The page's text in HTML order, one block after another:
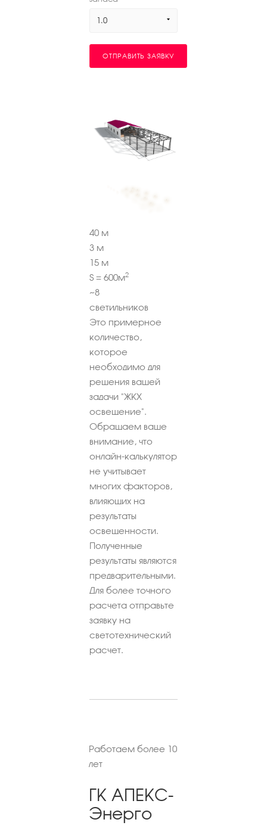
1.0
ОТПРАВИТЬ ЗАЯВКУ
40 м
3 м
15 м
S = 600м2
~8
светильников
Это примерное
количество,
которое
необходимо для
решения вашей
задачи "ЖКХ
освещение".
Обращаем ваше
внимание, что
онлайн-калькулятор
не учитывает
многих факторов,
влияющих на
результаты
освещенности.
Полученные
результаты являются
предварительными.
Для более точного
расчета отправьте
заявку на
светотехнический
расчет.
Работаем более 10
лет
ГК АПЕКС-
Энерго